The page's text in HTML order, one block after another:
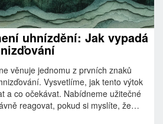
uhnízdění: Jak vypadá
věnuje jednomu z prvních znaků
Vysvetlíme, jak tento výtok
a co očekávat. Nabídneme užitečné
reagovat, pokud si myslíte, že
Podíváme se také na další